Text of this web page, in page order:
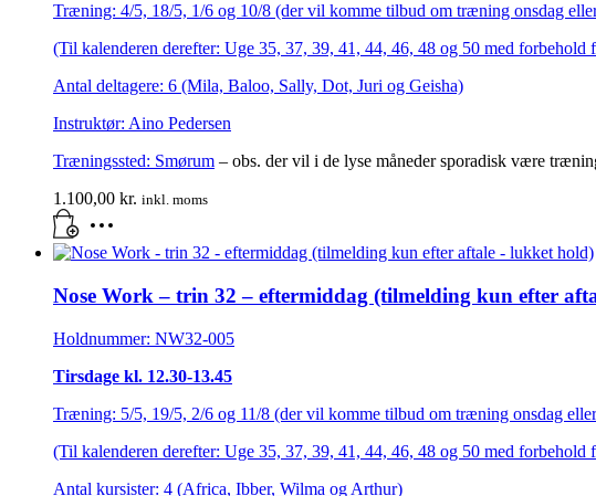
Træning: 4/5, 18/5, 1/6 og 10/8 (der vil komme tilbud om træning onsdag
(Til kalenderen derefter: Uge 35, 37, 39, 41, 44, 46, 48 og 50 med forbehold
Antal deltagere: 6 (Mila, Baloo, Sally, Dot, Juri og Geisha)
Instruktør: Aino Pedersen
Træningssted: Smørum – obs. der vil i de lyse måneder sporadisk være
1.100,00 kr. inkl. moms
Nose Work – trin 32 – eftermiddag (tilmelding kun efter
Holdnummer: NW32-005
Tirsdage kl. 12.30-13.45
Træning: 5/5, 19/5, 2/6 og 11/8 (der vil komme tilbud om træning onsdag
(Til kalenderen derefter: Uge 35, 37, 39, 41, 44, 46, 48 og 50 med forbehold
Antal kursister: 4 (Africa, Ibber, Wilma og Arthur)